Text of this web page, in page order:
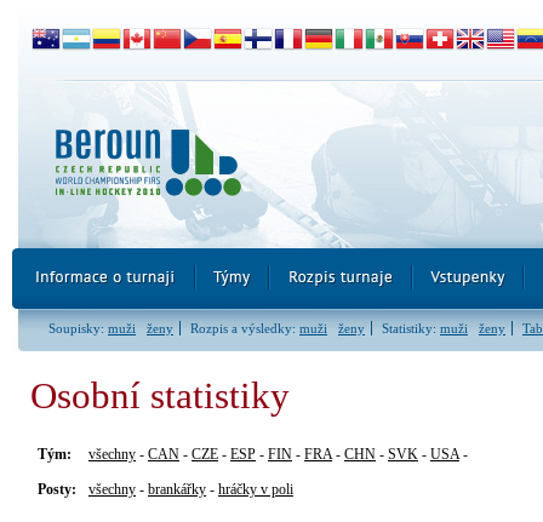
Soupisky: muži ženy Rozpis a výsledky: muži ženy Statistiky: muži ženy
Osobní statistiky
Tým: všechny - CAN - CZE - ESP - FIN - FRA- CHN - SVK - USA-
Posty: všechny - brankářky - hráčky v poli